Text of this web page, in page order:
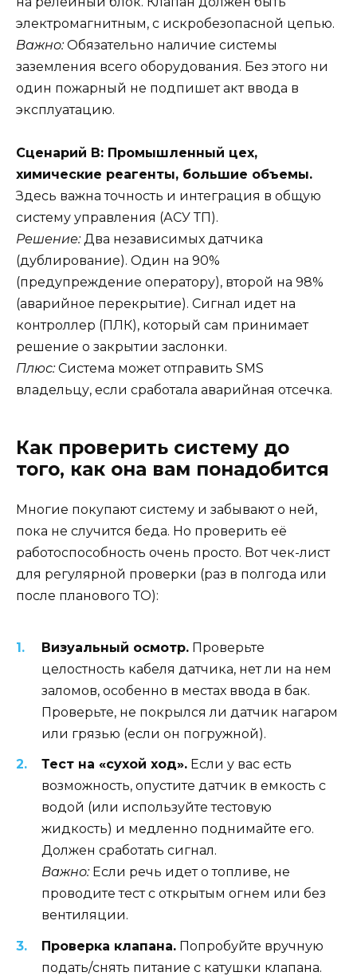
электромагнитным, с искробезопасной цепью.
Важно:Обязательно наличие системы
заземления всего оборудования. Без этого ни
один пожарный не подпишет акт ввода в
эксплуатацию.
Сценарий В: Промышленный цех,
химические реагенты, большие объемы.
Здесь важна точность и интеграция в общую
систему управления (АСУ ТП).
Решение:Два независимых датчика
(дублирование). Один на 90%
(предупреждение оператору), второй на 98%
(аварийное перекрытие). Сигнал идет на
контроллер (ПЛК), который сам принимает
решение о закрытии заслонки.
Плюс:Система может отправить SMS
владельцу, если сработала аварийная отсечка.
Как проверить систему до
того, как она вам понадобится
Многие покупают систему и забывают о ней,
пока не случится беда. Но проверить её
работоспособность очень просто. Вот чек-лист
для регулярной проверки (раз в полгода или
после планового ТО):
Визуальный осмотр. Проверьте
целостность кабеля датчика, нет ли на нем
заломов, особенно в местах ввода в бак.
Проверьте, не покрылся ли датчик нагаром
или грязью (если он погружной).
Тест на «сухой ход». Если у вас есть
возможность, опустите датчик в емкость с
водой (или используйте тестовую
жидкость) и медленно поднимайте его.
Должен сработать сигнал.
Важно:Если речь идет о топливе, не
проводите тест с открытым огнем или без
вентиляции.
Проверка клапана. Попробуйте вручную
подать/снять питание с катушки клапана.